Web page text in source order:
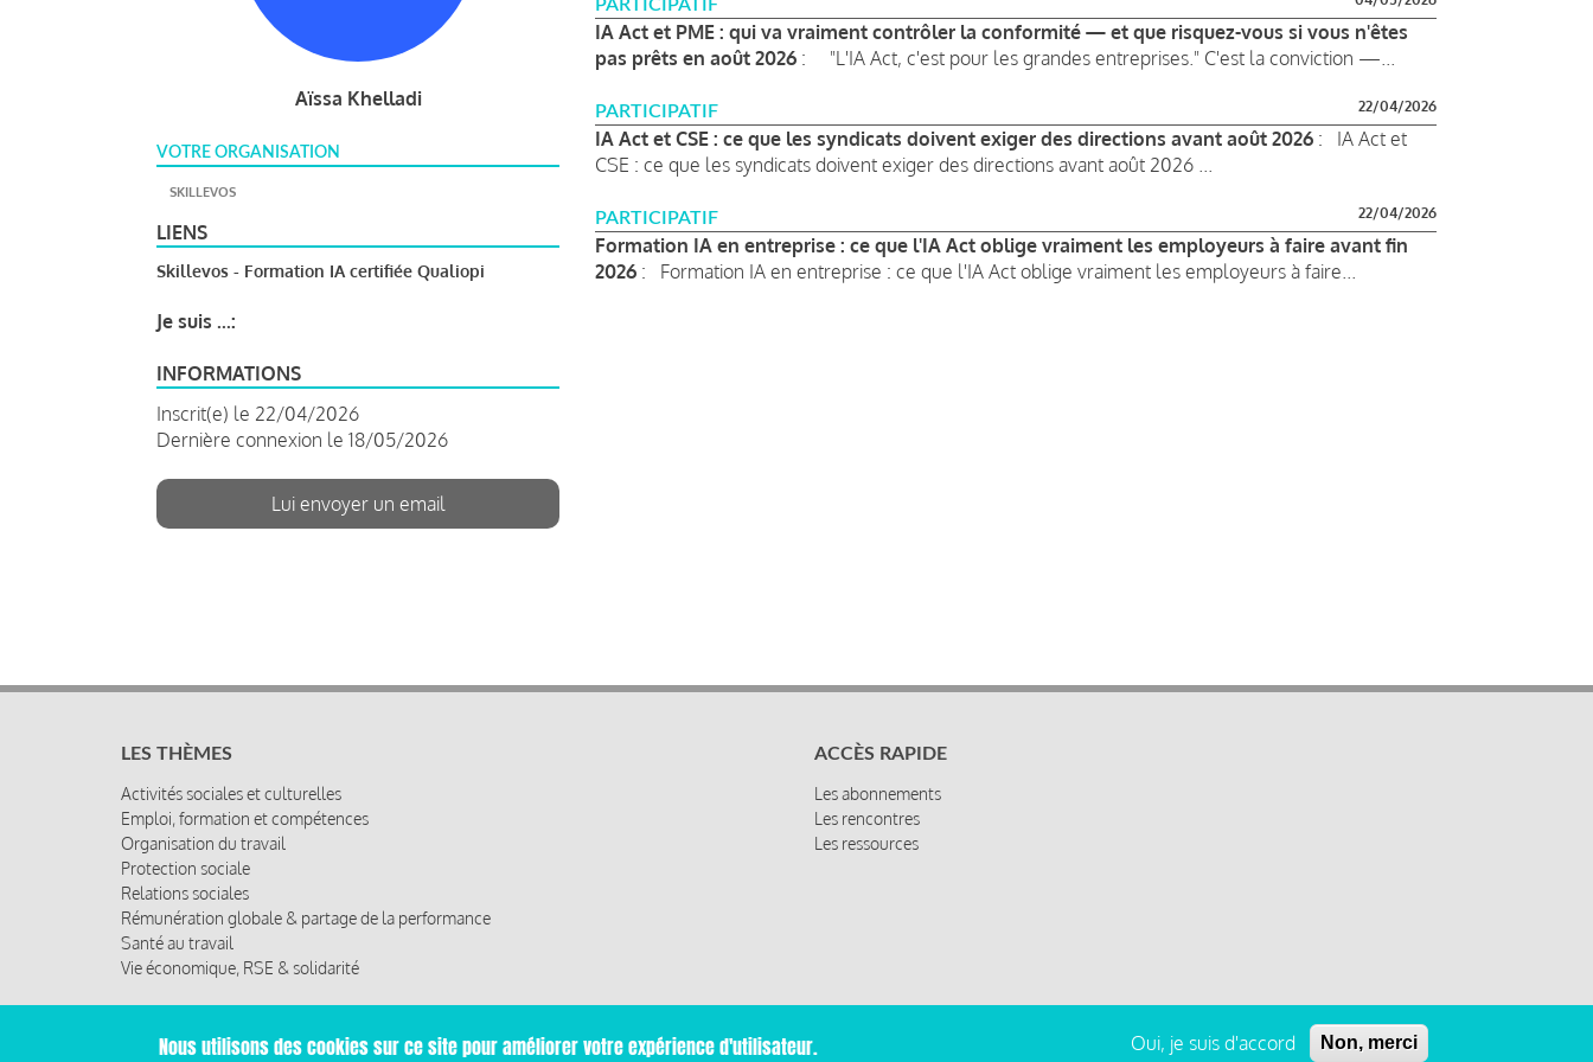
Aïssa Khelladi
VOTRE ORGANISATION
SKILLEVOS
LIENS
Skillevos - Formation IA certifiée Qualiopi
Je suis ...:
INFORMATIONS
Inscrit(e) le 22/04/2026
Dernière connexion le 18/05/2026
Lui envoyer un email
PARTICIPATIF
IA Act et PME : qui va vraiment contrôler la conformité — et que risquez-vous si vous n'êtes
pas prêts en août 2026 : "L'IA Act, c'est pour les grandes entreprises." C'est la conviction —...
PARTICIPATIF 22/04/2026
IA Act et CSE : ce que les syndicats doivent exiger des directions avant août 2026 : IA Act et
CSE : ce que les syndicats doivent exiger des directions avant août 2026 ...
PARTICIPATIF 22/04/2026
Formation IA en entreprise : ce que l'IA Act oblige vraiment les employeurs à faire avant fin
2026 : Formation IA en entreprise : ce que l'IA Act oblige vraiment les employeurs à faire...
LES THÈMES
Activités sociales et culturelles
Emploi, formation et compétences
Organisation du travail
Protection sociale
Relations sociales
Rémunération globale & partage de la performance
Santé au travail
Vie économique, RSE & solidarité
ACCÈS RAPIDE
Les abonnements
Les rencontres
Les ressources
Nous utilisons des cookies sur ce site pour améliorer votre expérience d'utilisateur. Oui, je suis d'accord Non, merci